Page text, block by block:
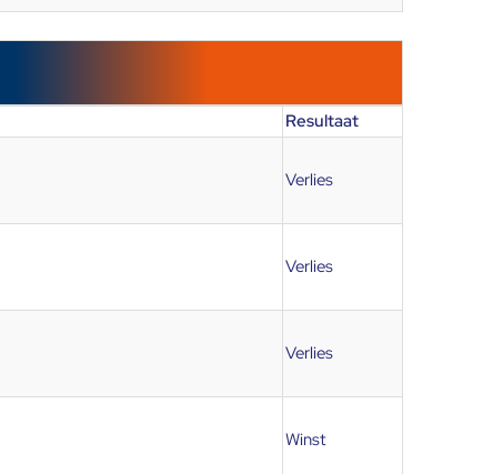
Resultaat
Verlies
Verlies
Verlies
Winst